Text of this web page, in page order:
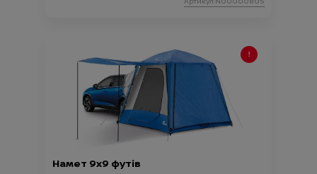
Намет 9х9 футів